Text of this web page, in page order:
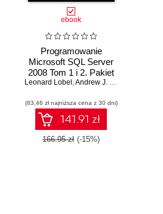
ebook
Programowanie
Microsoft SQL Server
2008 Tom 1 i 2. Pakiet
Leonard Lobel ,Andrew J. Brust
(83,46 zł najniższa cena z 30 dni)
141.91 zł
166.95 zł (-15%)